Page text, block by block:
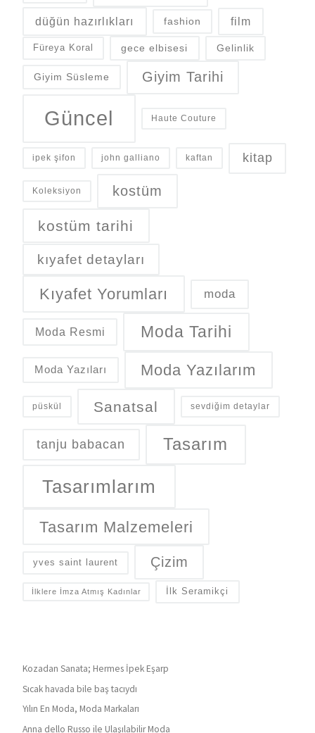
düğün hazırlıkları fashion film
Füreya Koral gece elbisesi Gelinlik
Giyim Süsleme Giyim Tarihi
Güncel Haute Couture
ipek şifon john galliano kaftan kitap
Koleksiyon kostüm
kostüm tarihi
kıyafet detayları
Kıyafet Yorumları moda
Moda Resmi Moda Tarihi
Moda Yazıları Moda Yazılarım
püskül Sanatsal sevdiğim detaylar
tanju babacan Tasarım
Tasarımlarım
Tasarım Malzemeleri
yves saint laurent Çizim
İlklere İmza Atmış Kadınlar İlk Seramikçi
Kozadan Sanata; Hermes İpek Eşarp
Sıcak havada bile baş tacıydı
Yılın En Moda, Moda Markaları
Anna dello Russo ile Ulaşılabilir Moda